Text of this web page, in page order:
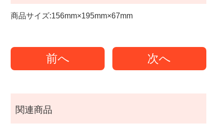
商品サイズ:156mm×195mm×67mm
前へ 次へ
関連商品